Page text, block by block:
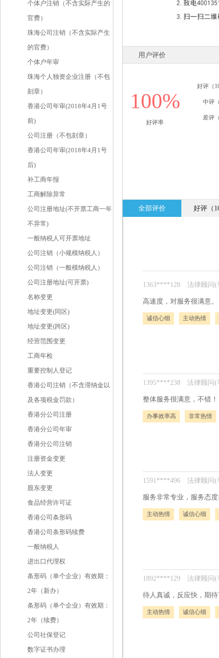
个体户注销（不含实际产生的
官费）
珠海公司注销（不含实际产生
的官费）
个体户年审
珠海个人独资企业注册（不包
刻章）
香港公司年审(2018年4月1号
前)
公司注册（不包刻章）
香港公司年审(2018年4月1号
后)
补工商年报
工商解除异常
公司注册地址(不开票工商一年
不异常)
一般纳税人可开票地址
公司注销（小规模纳税人）
公司注销（一般模纳税人）
公司注册地址(可开票)
名称变更
地址变更(同区)
地址变更(跨区)
经营范围变更
工商年检
重要控制人登记
香港公司注销（不含滞纳金以
及各项税金罚款）
香港分公司注册
香港分公司年审
香港分公司注销
注册资金变更
法人变更
股东变更
食品经营许可证
香港公司条形码
香港公司条形码续费
一般纳税人
进出口代理权
条形码（单个企业）有效期：
2年（新办）
条形码（单个企业）有效期：
2年（续费）
公司社保登记
数字证书办理
用户评价
100%
好评率
好评（
中评
差评
全部评价 好评（
1363****128 法律顾问(
高速度，对服务很满意。
诚信心细 主动热情
1395****238 法律顾问(
整体服务很满意，不错！
办事效率高 非常热情
1591****496 法律顾问(
服务非常专业，服务态
主动热情 诚信心细
1892****129 法律顾问(
待人真诚，反应快，期
主动热情 诚信心细